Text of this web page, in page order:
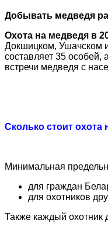
Добывать медведя
Охота на медведя в
Докшицком, Ушачском и
составляет 35 особей,
встречи медведя с
Сколько стоит охота
Минимальная
для граждан
для охотников
Также каждый охотник